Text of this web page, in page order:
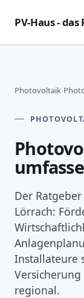
PV-Haus -
Photovoltaik›
Der
Lörrach:
Installateure
regional.